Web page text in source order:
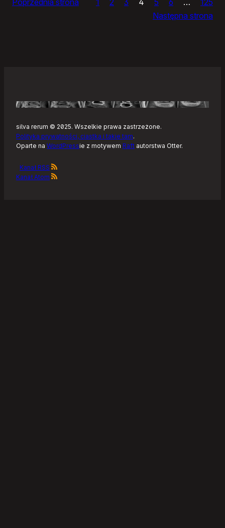
Następna strona
silva rerum © 2025. Wszelkie prawa zastrzeżone.
Polityka prywatności, ciastka i takie tam.
Oparte na WordPressie z motywem Raft autorstwa Otter.
Kanał RSS
Kanał Atom